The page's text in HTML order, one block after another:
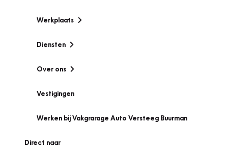
Werkplaats
Diensten
Over ons
Vestigingen
Werken bij Vakgrarage Auto Versteeg Buurman
Direct naar